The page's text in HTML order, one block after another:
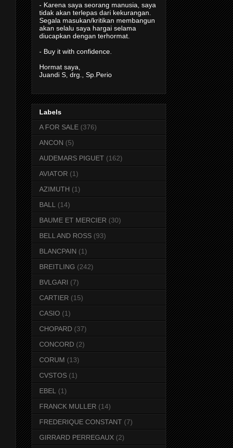
- Karena saya seorang manusia, saya
tidak akan terlepas dari kekurangan.
Segala masukan/kritikan membangun
akan selalu saya hargai selama
diucapkan dengan terhormat.
- Buy it with confidence.
Hormat saya,
Juandi S, drg., Sp.Perio
Labels
A FOR SALE (376)
ANCON (5)
AUDEMARS PIGUET (162)
AVIATOR (1)
AZIMUTH (1)
BALL
(14)
BAUME ET MERCIER (30)
BELL AND ROSS (93)
BLANCPAIN (1)
BREITLING (242)
BVLGARI (7)
CARTIER (15)
CASIO (1)
CHOPARD (37)
CONCORD (2)
CORUM (13)
CVSTOS (1)
EBEL
(1)
FRANCK MULLER (14)
FREDERIQUE CONSTANT (7)
GIRRARD PERREGAUX (2)